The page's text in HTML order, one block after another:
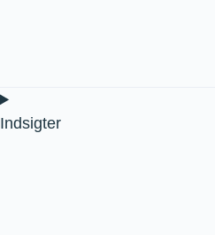
Indsigter